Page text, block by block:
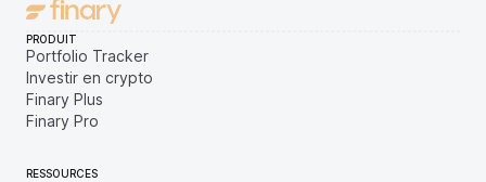
PRODUIT
Portfolio Tracker
Investir en crypto
Finary Plus
Finary Pro
RESSOURCES